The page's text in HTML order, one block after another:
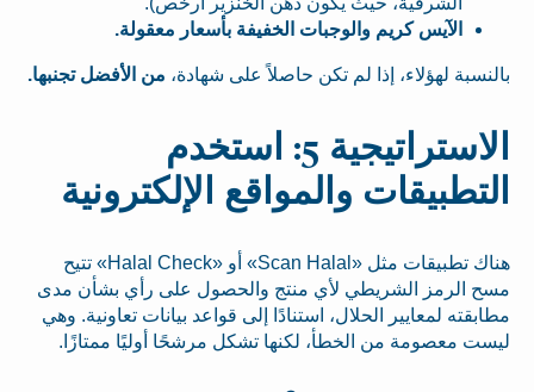
الآيس كريم والوجبات الخفيفة بأسعار معقولة.
بالنسبة لهؤلاء، إذا لم تكن حاصلاً على شهادة، من الأفضل تجنبها.
الاستراتيجية 5: استخدم
التطبيقات والمواقع الإلكترونية
هناك تطبيقات مثل «Scan Halal» أو «Halal Check» تتيح
مسح الرمز الشريطي لأي منتج والحصول على رأي بشأن مدى
مطابقته لمعايير الحلال، استنادًا إلى قواعد بيانات تعاونية. وهي
ليست معصومة من الخطأ، لكنها تشكل مرشحًا أوليًا ممتازًا.